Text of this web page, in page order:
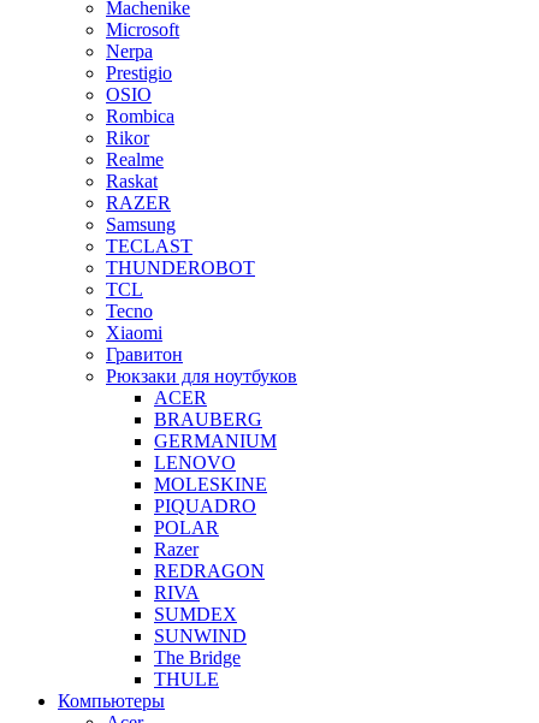
Machenike
Microsoft
Nerpa
Prestigio
OSIO
Rombica
Rikor
Realme
Raskat
RAZER
Samsung
TECLAST
THUNDEROBOT
TCL
Tecno
Xiaomi
Гравитон
Рюкзаки для ноутбуков
ACER
BRAUBERG
GERMANIUM
LENOVO
MOLESKINE
PIQUADRO
POLAR
Razer
REDRAGON
RIVA
SUMDEX
SUNWIND
The Bridge
THULE
Компьютеры